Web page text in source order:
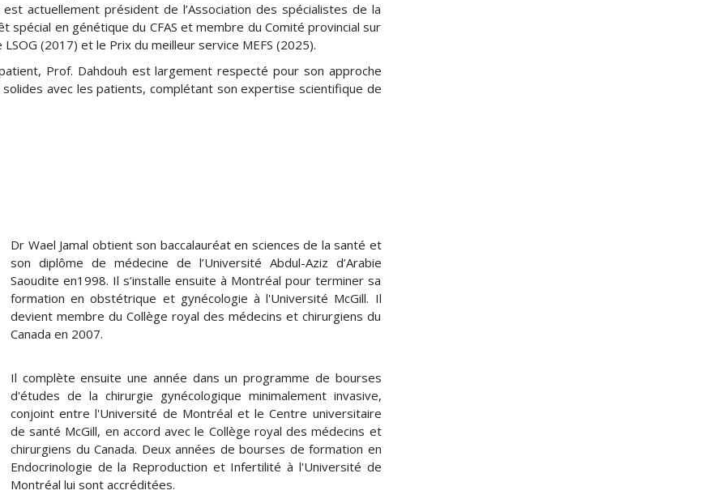
actuellement président de l’Association des spécialistes de la
spécial en génétique du CFAS et membre du Comité provincial sur
(2017) et le Prix du meilleur service MEFS (2025).
Prof. Dahdouh est largement respecté pour son approche
avec les patients, complétant son expertise scientifique de
Dr Wael Jamal obtient son baccalauréat en sciences de la santé et
son diplôme de médecine de l’Université Abdul-Aziz d’Arabie
Saoudite en1998. Il s’installe ensuite à Montréal pour terminer sa
formation en obstétrique et gynécologie à l'Université McGill. Il
devient membre du Collège royal des médecins et chirurgiens du
Canada en 2007.
Il complète ensuite une année dans un programme de bourses
d'études de la chirurgie gynécologique minimalement invasive,
conjoint entre l'Université de Montréal et le Centre universitaire
de santé McGill, en accord avec le Collège royal des médecins et
chirurgiens du Canada. Deux années de bourses de formation en
Endocrinologie de la Reproduction et Infertilité à l'Université de
Montréal lui sont accréditées.